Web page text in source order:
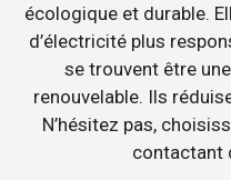
écologique et durable.
d’électricité plus
se trouvent être
renouvelable. Ils
N’hésitez pas,
contactant